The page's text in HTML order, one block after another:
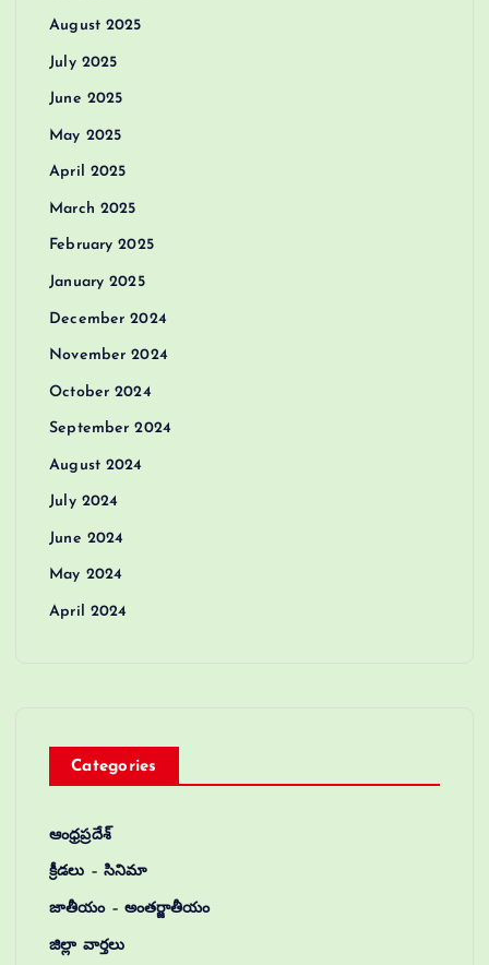
August 2025
July 2025
June 2025
May 2025
April 2025
March 2025
February 2025
January 2025
December 2024
November 2024
October 2024
September 2024
August 2024
July 2024
June 2024
May 2024
April 2024
Categories
ఆంధ్రప్రదేశ్
క్రీడలు – సినిమా
జాతీయం – అంతర్జాతీయం
జిల్లా వార్తలు